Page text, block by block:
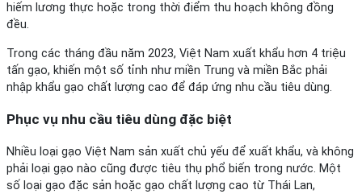
hiếm lương thực hoặc trong thời điểm thu hoạch không đồng
đều.
Trong các tháng đầu năm 2023, Việt Nam xuất khẩu hơn 4 triệu
tấn gạo, khiến một số tỉnh như miền Trung và miền Bắc phải
nhập khẩu gạo chất lượng cao để đáp ứng nhu cầu tiêu dùng.
Phục vụ nhu cầu tiêu dùng đặc biệt
Nhiều loại gạo Việt Nam sản xuất chủ yếu để xuất khẩu, và không
phải loại gạo nào cũng được tiêu thụ phổ biến trong nước. Một
số loại gạo đặc sản hoặc gạo chất lượng cao từ Thái Lan,